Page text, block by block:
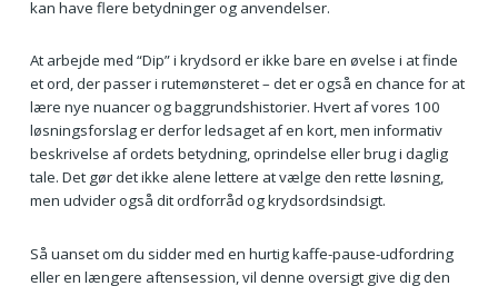
kan have flere betydninger og anvendelser.
At arbejde med “Dip” i krydsord er ikke bare en øvelse i at finde
et ord, der passer i rutemønsteret – det er også en chance for at
lære nye nuancer og baggrundshistorier. Hvert af vores 100
løsningsforslag er derfor ledsaget af en kort, men informativ
beskrivelse af ordets betydning, oprindelse eller brug i daglig
tale. Det gør det ikke alene lettere at vælge den rette løsning,
men udvider også dit ordforråd og krydsordsindsigt.
Så uanset om du sidder med en hurtig kaffe-pause-udfordring
eller en længere aftensession, vil denne oversigt give dig den